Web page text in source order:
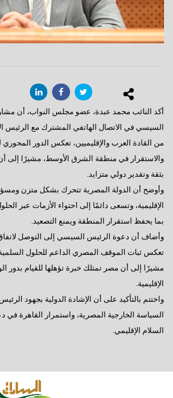
أكد النائب محمد عبدة، عضو مجلس النواب، أن
السيسي في الاتصال الهاتفي المشترك مع الرئيس
من القادة العرب والإقليميين، تعكس الدور
والاستقرار في منطقة الشرق الأوسط، مشيرًا إلى
بثقة وتقدير دولي متزايد.
وأوضح أن الدولة المصرية تتحرك بشكل متزن
الإقليمية، وتسعى دائمًا إلى احتواء الأزمات عبر
بما يحفظ استقرار المنطقة ويمنع التصعيد.
وأضاف أن دعوة الرئيس السيسي إلى التوصل
تعكس ثبات الموقف المصري الداعم للحلول
مشيرًا إلى أن مصر تمتلك خبرة تؤهلها للقيام بدور
الإقليمية.
واختتم بالتأكيد على أن الإشادة الدولية بجهود
السياسة الخارجية المصرية، واستمرار القاهرة في
السلام الإقليمي.